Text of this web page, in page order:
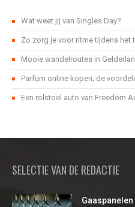
Wat weet jij van Singles Day?
Zo zorg je voor ritme tijdens het
Mooie wandelroutes in
Parfum online kopen; de
Een rolstoel auto van Freedom
SELECTIE VAN DE REDACTIE